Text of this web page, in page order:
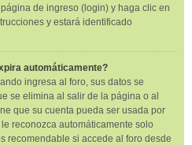
de ingreso (login) y haga clic en
y estará identificado
automáticamente?
ingresa al foro, sus datos se
se elimina al salir de la página o al
que su cuenta pueda ser usada por
reconozca automáticamente solo
recomendable si accede al foro desde